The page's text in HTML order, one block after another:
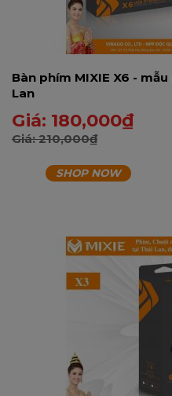
Bàn phím MIXIE X6 -
Lan
Giá: 180,000₫
Giá:210,000₫
SHOP NOW